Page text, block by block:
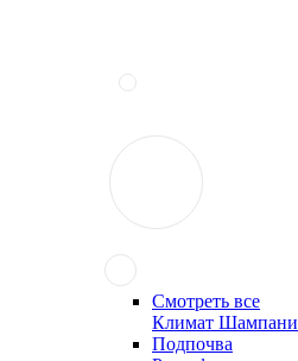
Смотреть все
Климат Шампани
Подпочва